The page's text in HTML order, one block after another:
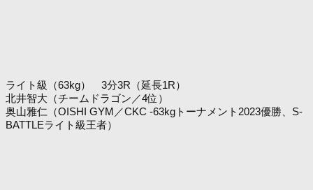
ライト級（63kg） 3分3R（延長1R）
北井智大（チームドラゴン／4位）
奥山雅仁（OISHI GYM／CKC -63kgトーナメント2023優勝、S-
BATTLEライト級王者）